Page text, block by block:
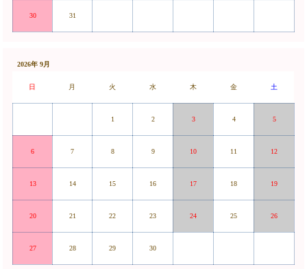
30 31
2026年 9月
日 月 火 水 木 金 土
1 2 3 4 5
6 7 8 9 10 11 12
13 14 15 16 17 18 19
20 21 22 23 24 25 26
27 28 29 30